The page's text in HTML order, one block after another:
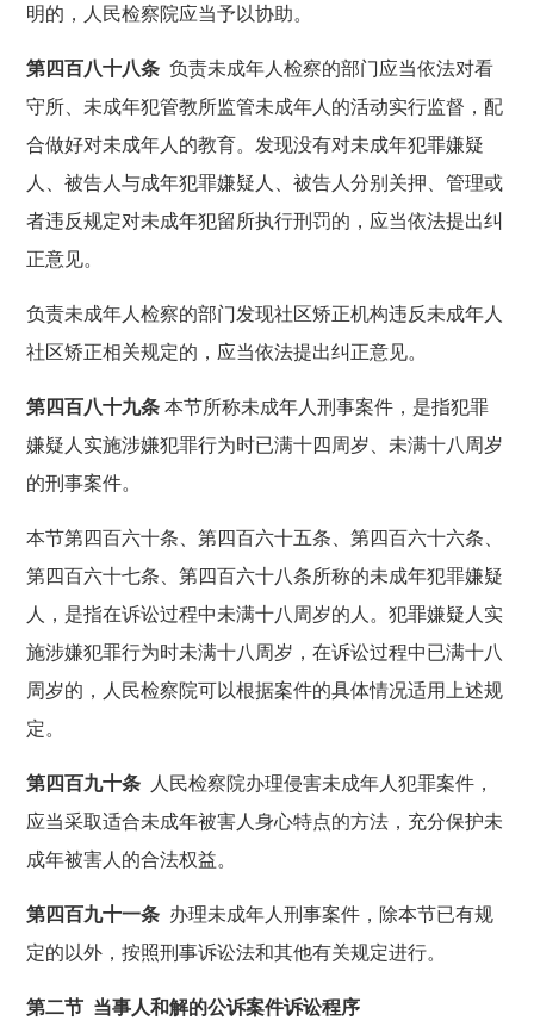
明的，人民检察院应当予以协助。
第四百八十八条 负责未成年人检察的部门应当依法对看
守所、未成年犯管教所监管未成年人的活动实行监督，配
合做好对未成年人的教育。发现没有对未成年犯罪嫌疑
人、被告人与成年犯罪嫌疑人、被告人分别关押、管理或
者违反规定对未成年犯留所执行刑罚的，应当依法提出纠
正意见。
负责未成年人检察的部门发现社区矫正机构违反未成年人
社区矫正相关规定的，应当依法提出纠正意见。
第四百八十九条 本节所称未成年人刑事案件，是指犯罪
嫌疑人实施涉嫌犯罪行为时已满十四周岁、未满十八周岁
的刑事案件。
本节第四百六十条、第四百六十五条、第四百六十六条、
第四百六十七条、第四百六十八条所称的未成年犯罪嫌疑
人，是指在诉讼过程中未满十八周岁的人。犯罪嫌疑人实
施涉嫌犯罪行为时未满十八周岁，在诉讼过程中已满十八
周岁的，人民检察院可以根据案件的具体情况适用上述规
定。
第四百九十条 人民检察院办理侵害未成年人犯罪案件，
应当采取适合未成年被害人身心特点的方法，充分保护未
成年被害人的合法权益。
第四百九十一条 办理未成年人刑事案件，除本节已有规
定的以外，按照刑事诉讼法和其他有关规定进行。
第二节 当事人和解的公诉案件诉讼程序